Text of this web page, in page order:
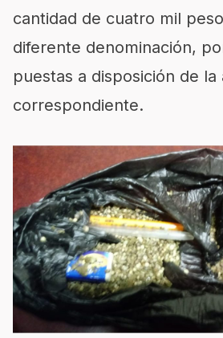
cantidad de cuatro mil
diferente denominación,
puestas a disposición de la
correspondiente.